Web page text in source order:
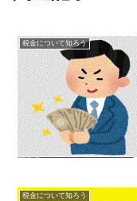
税金について知ろう
税金について知ろう